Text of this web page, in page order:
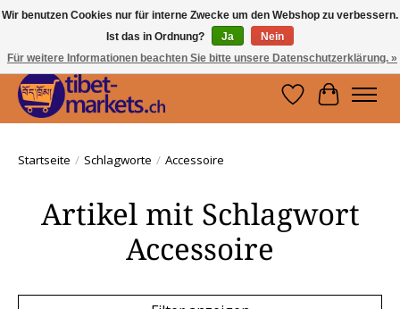
Handwerkskunst vom Dach der Welt.
Holen Sie sich ein Stück Tibet.
Wunschzettel
Ihr
Startseite / Schlagworte / Accessoire
Artikel mit Schlagwort
Accessoire
Wir benutzen Cookies nur für interne Zwecke um den Webshop zu verbessern.
Ist das in Ordnung?
Ja
Nein
Für weitere Informationen beachten Sie bitte unsere Datenschutzerklärung. »